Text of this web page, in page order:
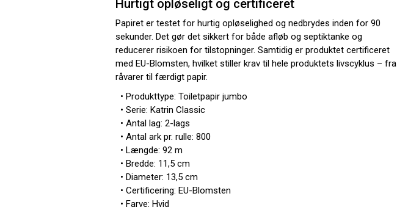
Hurtigt opløseligt og certificeret
Papiret er testet for hurtig opløselighed og nedbrydes inden for 90
sekunder. Det gør det sikkert for både afløb og septiktanke og
reducerer risikoen for tilstopninger. Samtidig er produktet certificeret
med EU-Blomsten, hvilket stiller krav til hele produktets livscyklus – fra
råvarer til færdigt papir.
• Produkttype: Toiletpapir jumbo
• Serie: Katrin Classic
• Antal lag: 2-lags
• Antal ark pr. rulle: 800
• Længde: 92 m
• Bredde: 11,5 cm
• Diameter: 13,5 cm
• Certificering: EU-Blomsten
• Farve: Hvid